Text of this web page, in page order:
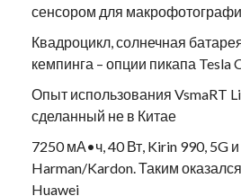
сенсором для
Квадроцикл, солнечная
кемпинга – опции пикапа Tesla
Опыт использования VsmaRT
сделанный не в Китае
7250 мА•ч, 40 Вт, Kirin 990, 5G и
Harman/Kardon. Таким
Huawei